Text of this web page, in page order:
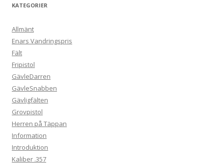
KATEGORIER
Allmänt
Enars Vandringspris
Fält
Fripistol
GävleDarren
GävleSnabben
Gävligfälten
Grovpistol
Herren på Täppan
Information
Introduktion
Kaliber .357